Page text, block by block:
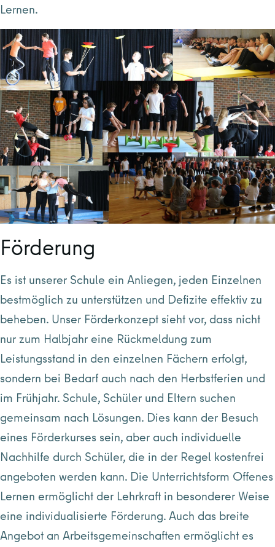
Lernen.
Förderung
Es ist unserer Schule ein Anliegen, jeden Einzelnen
bestmöglich zu unterstützen und Defizite effektiv zu
beheben. Unser Förderkonzept sieht vor, dass nicht
nur zum Halbjahr eine Rückmeldung zum
Leistungsstand in den einzelnen Fächern erfolgt,
sondern bei Bedarf auch nach den Herbstferien und
im Frühjahr. Schule, Schüler und Eltern suchen
gemeinsam nach Lösungen. Dies kann der Besuch
eines Förderkurses sein, aber auch individuelle
Nachhilfe durch Schüler, die in der Regel kostenfrei
angeboten werden kann. Die Unterrichtsform Offenes
Lernen ermöglicht der Lehrkraft in besonderer Weise
eine individualisierte Förderung. Auch das breite
Angebot an Arbeitsgemeinschaften ermöglicht es